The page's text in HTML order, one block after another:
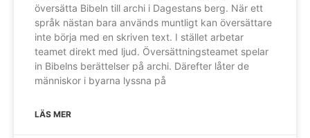
översätta Bibeln till archi i Dagestans berg. När ett
språk nästan bara används muntligt kan översättare
inte börja med en skriven text. I stället arbetar
teamet direkt med ljud. Översättningsteamet spelar
in Bibelns berättelser på archi. Därefter låter de
människor i byarna lyssna på
LÄS MER